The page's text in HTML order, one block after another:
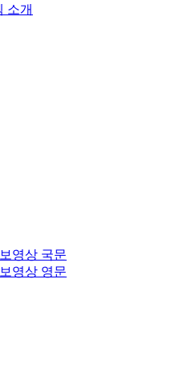
소개
영상 국문
영상 영문